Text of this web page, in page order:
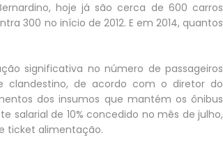
hoje já são cerca de 600 carros
300 no início de 2012. E em 2014, quantos
significativa no número de passageiros
clandestino, de acordo com o diretor do
dos insumos que mantém os ônibus
salarial de 10% concedido no mês de julho,
ticket alimentação.